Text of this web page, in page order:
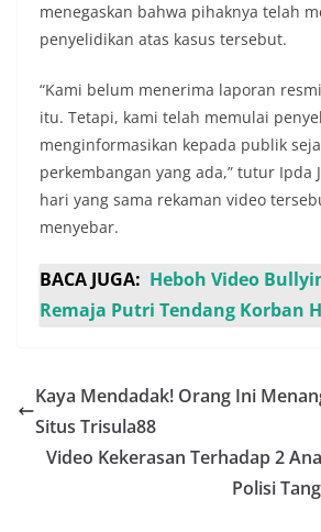
menegaskan bahwa pihaknya telah
penyelidikan atas kasus tersebut.
“Kami belum menerima laporan
itu. Tetapi, kami telah memulai
menginformasikan kepada publik
perkembangan yang ada,” tutur Ipda
hari yang sama rekaman video
menyebar.
BACA JUGA: Heboh Video
Remaja Putri Tendang Korban
Kaya Mendadak! Orang Ini
Situs Trisula88
Video Kekerasan Terhadap 2
Polisi